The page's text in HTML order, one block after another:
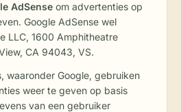
AdSense om advertenties op
Google AdSense wel
LLC, 1600 Amphitheatre
CA 94043, VS.
waaronder Google, gebruiken
weer te geven op basis
van een gebruiker